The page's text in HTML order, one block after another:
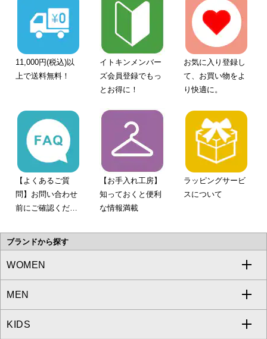
11,000円(税込)以
上で送料無料！
イトキンメンバー
ズ会員登録でもっ
とお得に！
お気に入り登録し
て、お買い物をよ
り快適に。
【よくあるご質
問】お問い合わせ
前にご確認くださ
【お手入れ工房】
知っておくと便利
な情報満載
ラッピングサービ
スについて
ブランドから探す
WOMEN
a.v.v
MICHEL KLEIN
MEN
a.v.v
KIDS